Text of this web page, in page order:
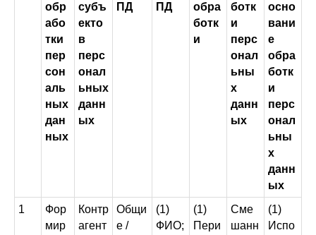
обр
або
тки
пер
сон
аль
ных
дан
ных
субъ
екто
в
перс
онал
ьных
данн
ых
ПД
ПД
обра
ботк
и
ботк
и
перс
онал
ьны
х
данн
ых
осно
вани
е
обра
ботк
и
перс
онал
ьны
х
данн
ых
1
Фор
мир
Контр
агент
Общи
е /
(1)
ФИО;
(1)
Пери
Сме
шанн
(1)
Испо